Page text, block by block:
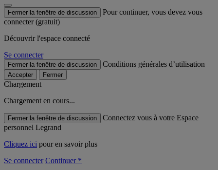
Fermer la fenêtre de discussion
Pour continuer, vous devez vous
connecter (gratuit)
Découvrir l'espace connecté
Se connecter
Fermer la fenêtre de discussion Conditions générales d’utilisation
Accepter Fermer
Chargement
Chargement en cours...
Fermer la fenêtre de discussion
Connectez vous à votre Espace
personnel Legrand
Cliquez ici pour en savoir plus
Se connecter Continuer *